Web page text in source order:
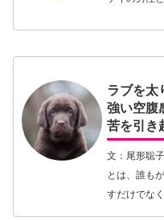
現…【続き
ラブを太
強い空腹
苦を引き
文：尾形聡
とは、誰も
すだけでな
とが示され